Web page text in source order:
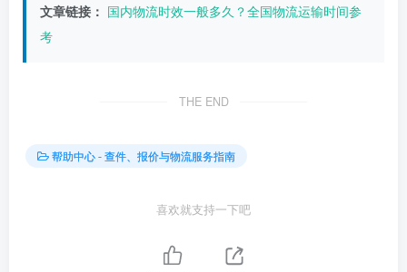
文章链接： 国内物流时效一般多久？全国物流运输时间参
考
THE END
帮助中心 - 查件、报价与物流服务指南
喜欢就支持一下吧